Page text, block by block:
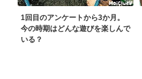
1回目のアンケートから3か月。
今の時期はどんな遊びを楽しんで
いる？